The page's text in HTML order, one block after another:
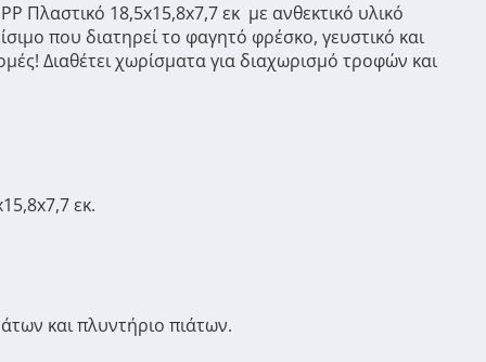
Πλαστικό 18,5x15,8x7,7 εκ με ανθεκτικό υλικό
που διατηρεί το φαγητό φρέσκο, γευστικό και
Διαθέτει χωρίσματα για διαχωρισμό τροφών και
εκ.
και πλυντήριο πιάτων.